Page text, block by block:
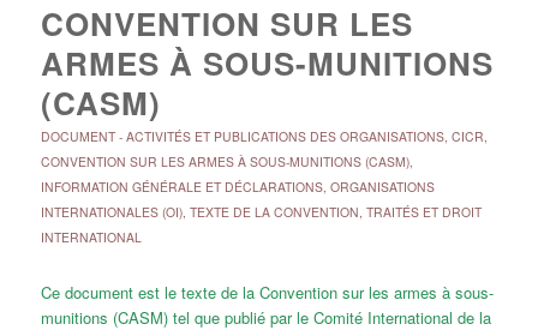
CONVENTION SUR LES
ARMES À SOUS-MUNITIONS
(CASM)
DOCUMENT- ACTIVITÉS ET PUBLICATIONS DES ORGANISATIONS, CICR,
CONVENTION SUR LES ARMES À SOUS-MUNITIONS (CASM),
INFORMATION GÉNÉRALE ET DÉCLARATIONS, ORGANISATIONS
INTERNATIONALES (OI), TEXTE DE LA CONVENTION, TRAITÉS ET DROIT
INTERNATIONAL
Ce document est le texte de la Convention sur les armes à sous-
munitions (CASM) tel que publié par le Comité International de la